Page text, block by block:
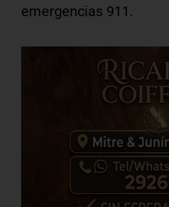
emergencias 911.